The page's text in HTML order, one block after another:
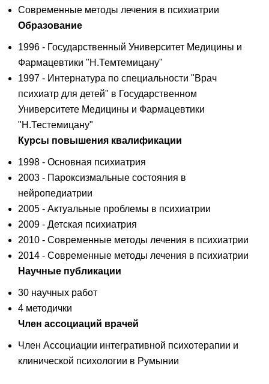
Современные методы лечения в психиатрии
Образование
1996 - Государственный Университет Медицины и
Фармацевтики "Н.Темтемицану"
1997 - Интернатура по специальности "Врач
психиатр для детей" в Государственном
Университете Медицины и Фармацевтики
"Н.Тестемицану"
Курсы повышения квалификации
1998 - Основная психиатрия
2003 - Пароксизмальные состояния в
нейропедиатрии
2005 - Актуальные проблемы в психиатрии
2009 - Детская психиатрия
2010 - Современные методы лечения в психиатрии
2014 - Современные методы лечения в психиатрии
Научные публикации
30 научных работ
4 методички
Член ассоциаций врачей
Член Ассоциации интегративной психотерапии и
клинической психологии в Румынии